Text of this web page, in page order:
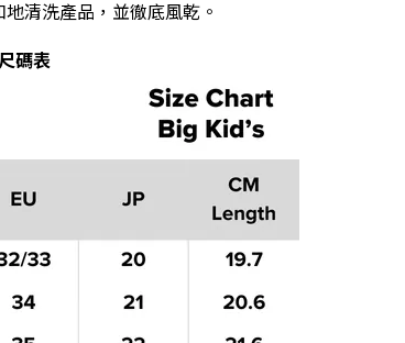
清洗產品，並徹底風乾。
尺碼表